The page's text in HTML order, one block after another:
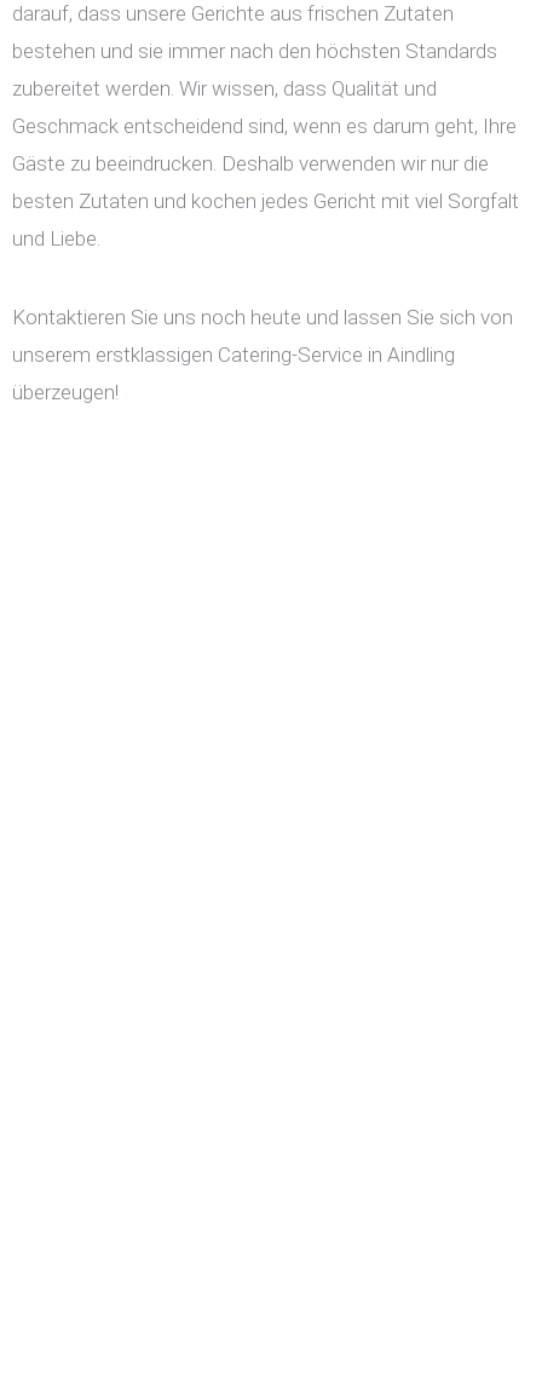
darauf, dass unsere Gerichte aus frischen Zutaten
bestehen und sie immer nach den höchsten Standards
zubereitet werden. Wir wissen, dass Qualität und
Geschmack entscheidend sind, wenn es darum geht, Ihre
Gäste zu beeindrucken. Deshalb verwenden wir nur die
besten Zutaten und kochen jedes Gericht mit viel Sorgfalt
und Liebe.
Kontaktieren Sie uns noch heute und lassen Sie sich von
unserem erstklassigen Catering-Service in Aindling
überzeugen!